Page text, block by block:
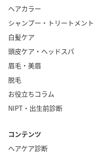
ヘアカラー
シャンプー・トリートメント
白髪ケア
頭皮ケア・ヘッドスパ
眉毛・美眉
脱毛
お役立ちコラム
NIPT・出生前診断
コンテンツ
ヘアケア診断